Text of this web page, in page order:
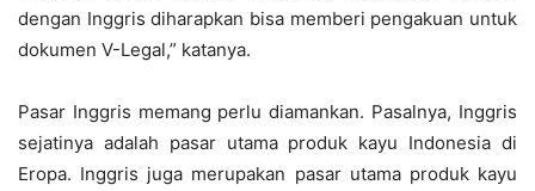
dengan Inggris diharapkan bisa memberi pengakuan untuk
dokumen V-Legal,” katanya.
Pasar Inggris memang perlu diamankan. Pasalnya, Inggris
sejatinya adalah pasar utama produk kayu Indonesia di
Eropa. Inggris juga merupakan pasar utama produk kayu